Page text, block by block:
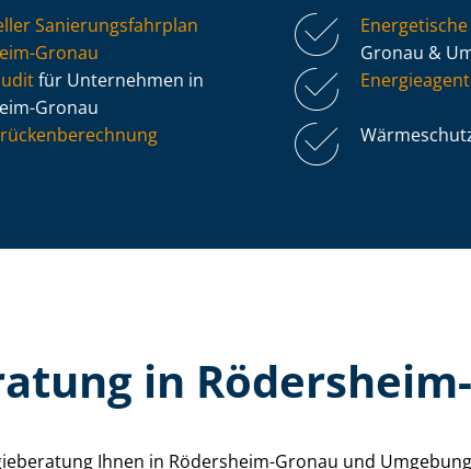
Sa­nie­rungs­fahr­plan
Gronau
Gronau &
für Unternehmen in
Gronau
in
Ihnen in Rödersheim-Gronau und